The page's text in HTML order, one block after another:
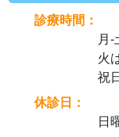
診療時間：
月-
火
祝
休診日：
日